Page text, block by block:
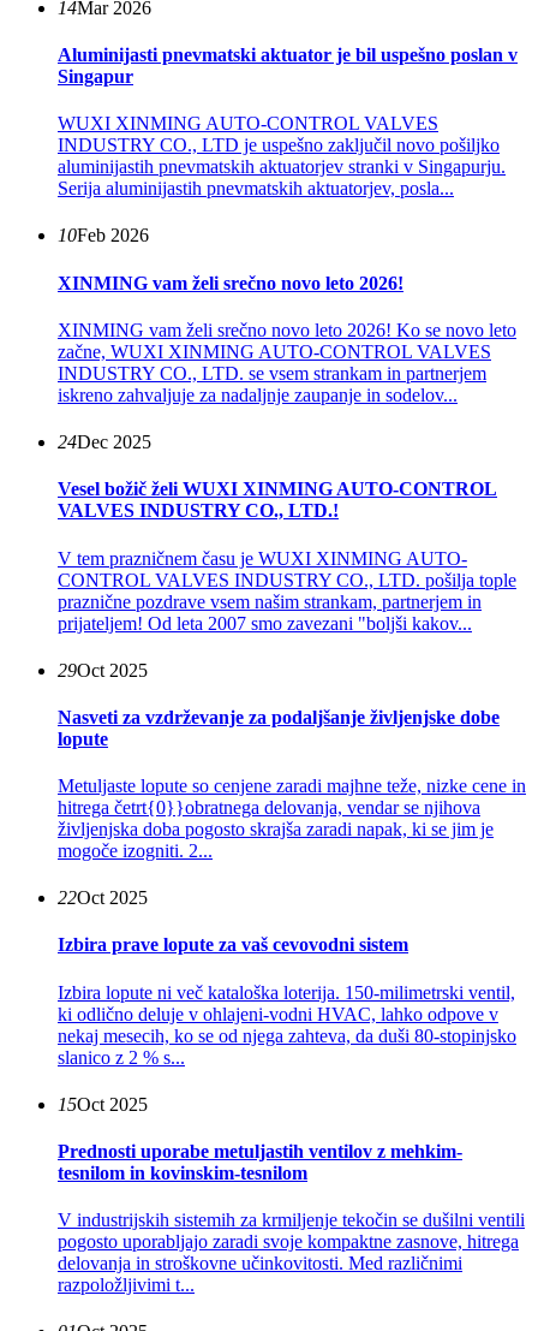
14Mar 2026
Aluminijasti pnevmatski aktuator je bil uspešno poslan v
Singapur
WUXI XINMING AUTO-CONTROL VALVES
INDUSTRY CO., LTD je uspešno zaključil novo pošiljko
aluminijastih pnevmatskih aktuatorjev stranki v Singapurju.
Serija aluminijastih pnevmatskih aktuatorjev, posla...
10Feb 2026
XINMING vam želi srečno novo leto 2026!
XINMING vam želi srečno novo leto 2026! Ko se novo leto
začne, WUXI XINMING AUTO-CONTROL VALVES
INDUSTRY CO., LTD. se vsem strankam in partnerjem
iskreno zahvaljuje za nadaljnje zaupanje in sodelov...
24Dec 2025
Vesel božič želi WUXI XINMING AUTO-CONTROL
VALVES INDUSTRY CO., LTD.!
V tem prazničnem času je WUXI XINMING AUTO-
CONTROL VALVES INDUSTRY CO., LTD. pošilja tople
praznične pozdrave vsem našim strankam, partnerjem in
prijateljem! Od leta 2007 smo zavezani "boljši kakov...
29Oct 2025
Nasveti za vzdrževanje za podaljšanje življenjske dobe
lopute
Metuljaste lopute so cenjene zaradi majhne teže, nizke cene in
hitrega četrt{0}}obratnega delovanja, vendar se njihova
življenjska doba pogosto skrajša zaradi napak, ki se jim je
mogoče izogniti. 2...
22Oct 2025
Izbira prave lopute za vaš cevovodni sistem
Izbira lopute ni več kataloška loterija. 150-milimetrski ventil,
ki odlično deluje v ohlajeni-vodni HVAC, lahko odpove v
nekaj mesecih, ko se od njega zahteva, da duši 80-stopinjsko
slanico z 2 % s...
15Oct 2025
Prednosti uporabe metuljastih ventilov z mehkim-
tesnilom in kovinskim-tesnilom
V industrijskih sistemih za krmiljenje tekočin se dušilni ventili
pogosto uporabljajo zaradi svoje kompaktne zasnove, hitrega
delovanja in stroškovne učinkovitosti. Med različnimi
razpoložljivimi t...